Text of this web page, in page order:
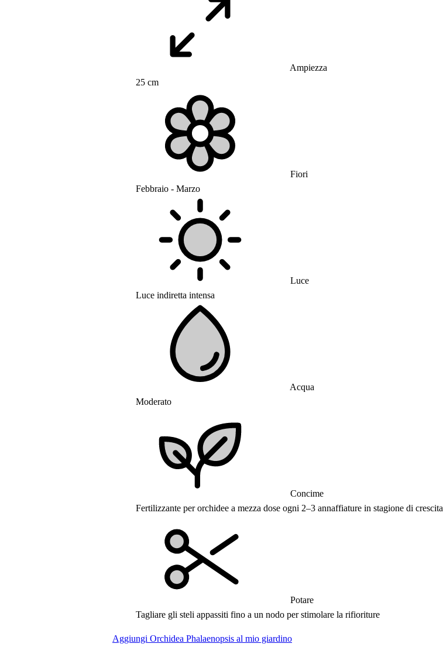
Ampiezza
25 cm
Fiori
Febbraio - Marzo
Luce
Luce indiretta intensa
Acqua
Moderato
Concime
Fertilizzante per orchidee a mezza dose ogni 2–3 annaffiature in stagione di crescita
Potare
Tagliare gli steli appassiti fino a un nodo per stimolare la rifioriture
Aggiungi Orchidea Phalaenopsis al mio giardino